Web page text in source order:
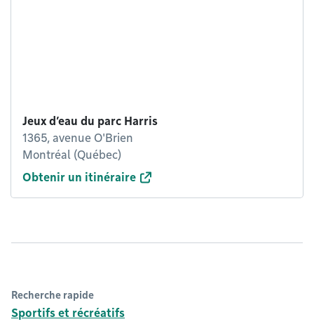
Jeux d’eau du parc Harris
1365, avenue O'Brien
Montréal (Québec)
Obtenir un itinéraire
Recherche rapide
Sportifs et récréatifs